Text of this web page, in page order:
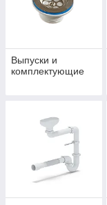
Выпуски и
комплектующие